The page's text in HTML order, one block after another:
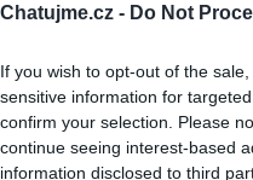
Chatujme.cz - Do Not
If you wish to opt-out of the
sensitive information for
confirm your selection. Please
continue seeing interest-based
information disclosed to third